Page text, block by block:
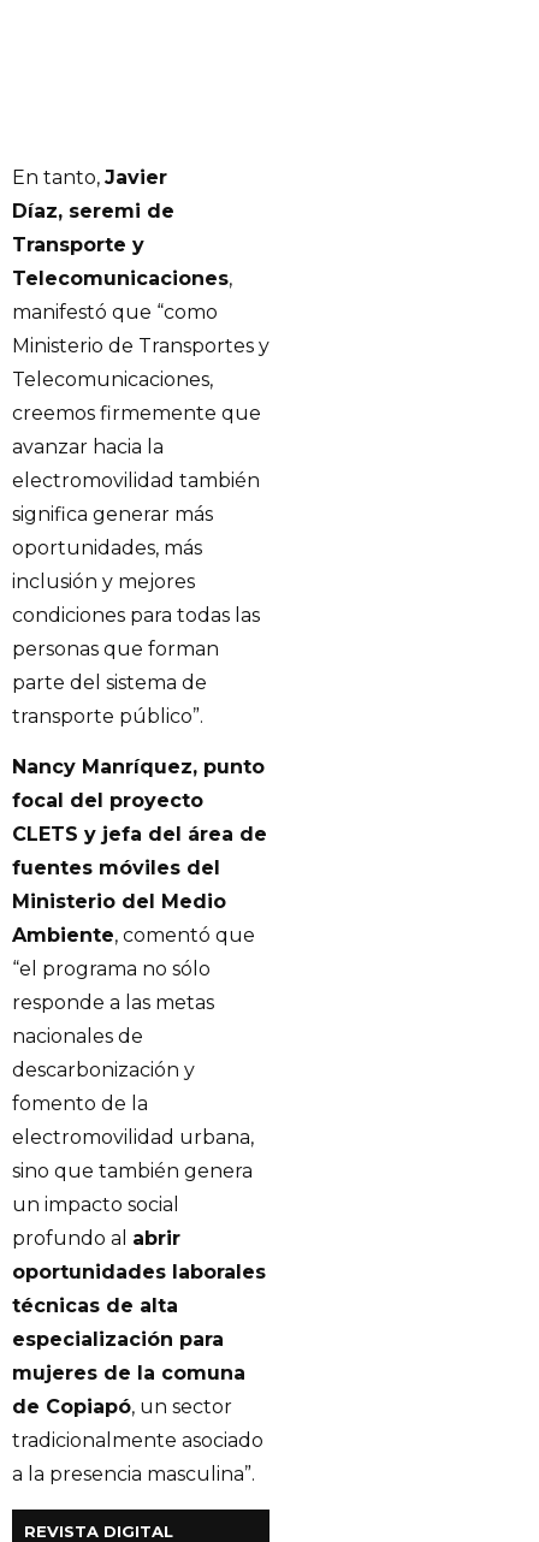
En tanto, Javier
Díaz, seremi de
Transporte y
Telecomunicaciones,
manifestó que “como
Ministerio de Transportes y
Telecomunicaciones,
creemos firmemente que
avanzar hacia la
electromovilidad también
significa generar más
oportunidades, más
inclusión y mejores
condiciones para todas las
personas que forman
parte del sistema de
transporte público”.
Nancy Manríquez, punto
focal del proyecto
CLETS y jefa del área de
fuentes móviles del
Ministerio del Medio
Ambiente, comentó que
“el programa no sólo
responde a las metas
nacionales de
descarbonización y
fomento de la
electromovilidad urbana,
sino que también genera
un impacto social
profundo al abrir
oportunidades laborales
técnicas de alta
especialización para
mujeres de la comuna
de Copiapó, un sector
tradicionalmente asociado
a la presencia masculina”.
REVISTA DIGITAL